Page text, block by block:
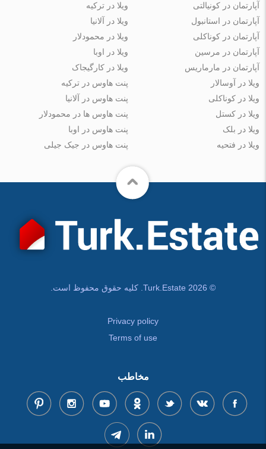
آپارتمان در کونیالتی
آپارتمان در استانبول
آپارتمان در کوناکلی
آپارتمان در مرسین
آپارتمان در مارماریس
ویلا در ترکیه
ویلا در آلانیا
ویلا در محمودلار
ویلا در اوبا
ویلا در کارگیجاک
ویلا در آوسالار
ویلا در کوناکلی
ویلا در کستل
ویلا در بلک
ویلا در فتحیه
پنت هاوس در ترکیه
پنت هاوس در آلانیا
پنت هاوس ها در محمودلار
پنت هاوس در اوبا
پنت هاوس در جیک جیلی
© Turk.Estate 2026. کلیه حقوق محفوظ است.
Privacy policy
Terms of use
مخاطب